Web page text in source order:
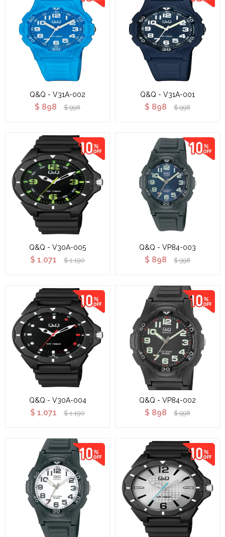
Q&Q - V31A-002
$ 898 $ 998
Q&Q - V31A-001
$ 898 $ 998
Q&Q - V30A-005
$ 1.071 $ 1.190
Q&Q - VP84-003
$ 898 $ 998
Q&Q - V30A-004
$ 1.071 $ 1.190
Q&Q - VP84-002
$ 898 $ 998